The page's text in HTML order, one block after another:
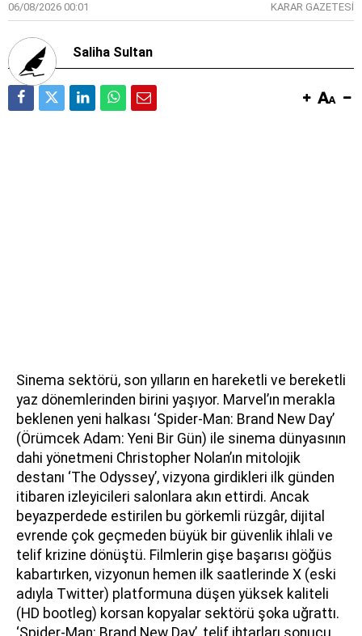
06/08/2026 00:01 KARAR GAZETESİ
Saliha Sultan
Sinema sektörü, son yılların en hareketli ve bereketli
yaz dönemlerinden birini yaşıyor. Marvel’ın merakla
beklenen yeni halkası ‘Spider-Man: Brand New Day’
(Örümcek Adam: Yeni Bir Gün) ile sinema dünyasının
dahi yönetmeni Christopher Nolan’ın mitolojik
destanı ‘The Odyssey’, vizyona girdikleri ilk günden
itibaren izleyicileri salonlara akın ettirdi. Ancak
beyazperdede estirilen bu görkemli rüzgâr, dijital
evrende çok geçmeden büyük bir güvenlik ihlali ve
telif krizine dönüştü. Filmlerin gişe başarısı göğüs
kabartırken, vizyonun hemen ilk saatlerinde X (eski
adıyla Twitter) platformuna düşen yüksek kaliteli
(HD bootleg) korsan kopyalar sektörü şoka uğrattı.